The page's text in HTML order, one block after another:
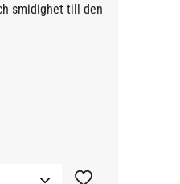
smidighet till den